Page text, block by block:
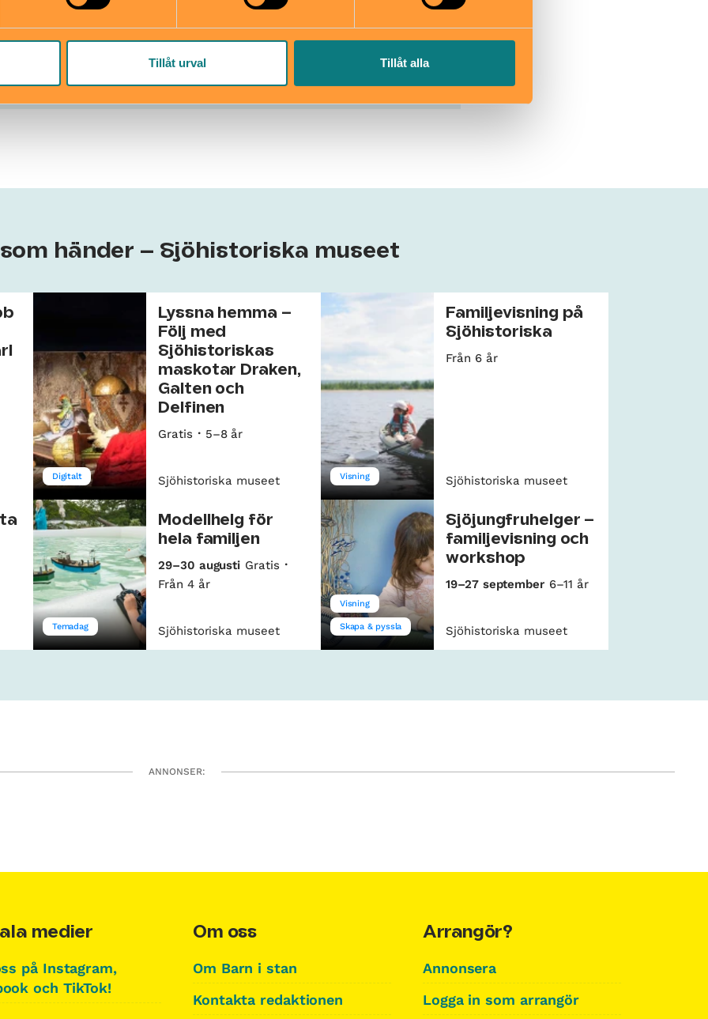
Tillåt urval Tillåt alla
08-519 549 00
händer – Sjöhistoriska museet
Digitalt
Lyssna hemma –
Följ med
Sjöhistoriskas
maskotar Draken,
Galten och
Delfinen
Gratis 5–8 år
Sjöhistoriska museet Visning
Familjevisning på
Sjöhistoriska
Från 6 år
Sjöhistoriska museet
Temadag
Modellhelg för
hela familjen
29–30 augusti Gratis
Från 4 år
Sjöhistoriska museet
Visning
Skapa & pyssla
Sjöjungfruhelger –
familjevisning och
workshop
19–27 september 6–11 år
Sjöhistoriska museet
ANNONSER:
medier
på Instagram,
och TikTok!
Om oss
Om Barn i stan
Kontakta redaktionen
Arrangör?
Annonsera
Logga in som arrangör